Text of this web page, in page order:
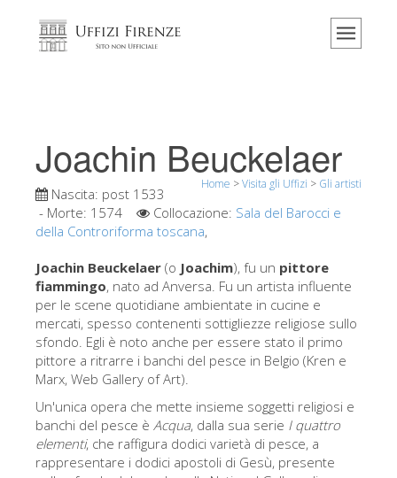
Home
Eventi e mostre
I commenti dei visitatori
Contattaci
Prenota ora
Tour virtuale
Le opere
Le sale
Gli artisti
Le nuove sale
Joachin Beuckelaer
Home >Visita gli Uffizi > Gli artisti
Nascita: post 1533
- Morte: 1574 Collocazione: Sala del Barocci e
della Controriforma toscana,
Joachin Beuckelaer (o Joachim), fu un pittore
fiammingo, nato ad Anversa. Fu un artista influente
per le scene quotidiane ambientate in cucine e
mercati, spesso contenenti sottigliezze religiose sullo
sfondo. Egli è noto anche per essere stato il primo
pittore a ritrarre i banchi del pesce in Belgio (Kren e
Marx, Web Gallery of Art).
Un'unica opera che mette insieme soggetti religiosi e
banchi del pesce è Acqua, dalla sua serie I quattro
elementi, che raffigura dodici varietà di pesce, a
rappresentare i dodici apostoli di Gesù, presente